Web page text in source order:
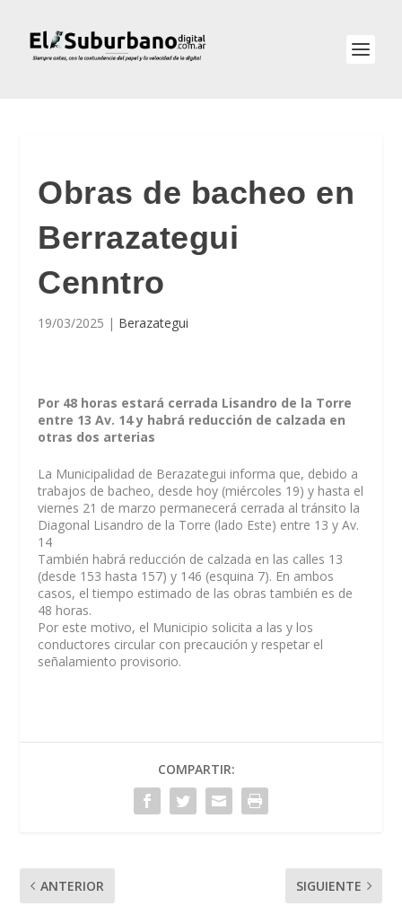
Obras de bacheo en
Berrazategui
Cenntro
19/03/2025 | Berazategui
Por 48 horas estará cerrada Lisandro de la Torre
entre 13 Av. 14 y habrá reducción de calzada en
otras dos arterias
La Municipalidad de Berazategui informa que, debido a
trabajos de bacheo, desde hoy (miércoles 19) y hasta el
viernes 21 de marzo permanecerá cerrada al tránsito la
Diagonal Lisandro de la Torre (lado Este) entre 13 y Av.
14
También habrá reducción de calzada en las calles 13
(desde 153 hasta 157) y 146 (esquina 7). En ambos
casos, el tiempo estimado de las obras también es de
48 horas.
Por este motivo, el Municipio solicita a las y los
conductores circular con precaución y respetar el
señalamiento provisorio.
COMPARTIR:
ANTERIOR SIGUIENTE